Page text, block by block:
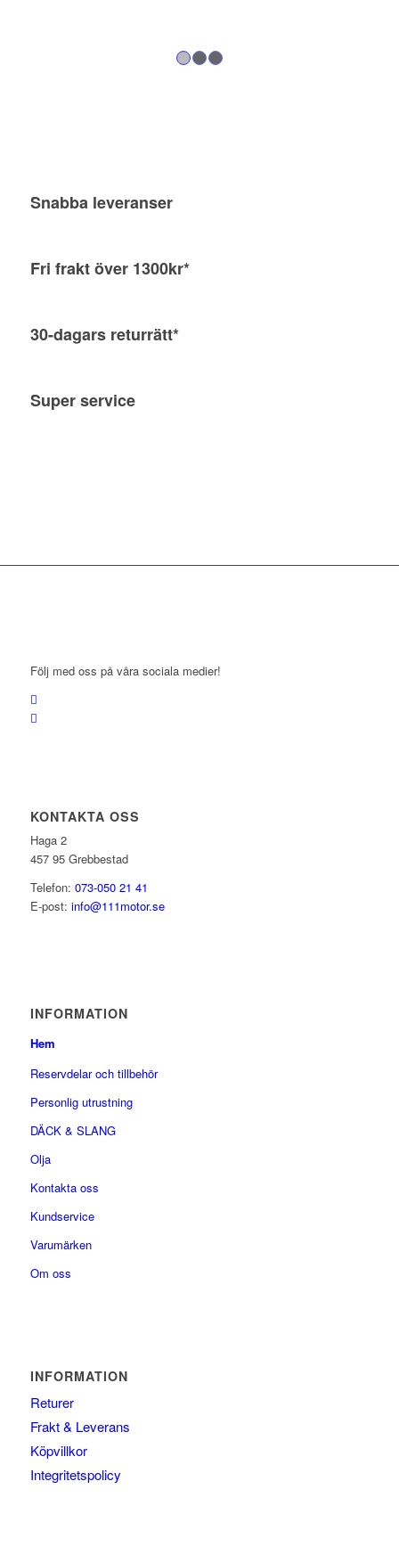
Snabba leveranser
Fri frakt över 1300kr*
30-dagars returrätt*
Super service
Följ med oss på våra sociala medier!
KONTAKTA OSS
Haga 2
457 95 Grebbestad
Telefon: 073-050 21 41
E-post: info@111motor.se
INFORMATION
Hem
Reservdelar och tillbehör
Personlig utrustning
DÄCK & SLANG
Olja
Kontakta oss
Kundservice
Varumärken
Om oss
INFORMATION
Returer
Frakt & Leverans
Köpvillkor
Integritetspolicy